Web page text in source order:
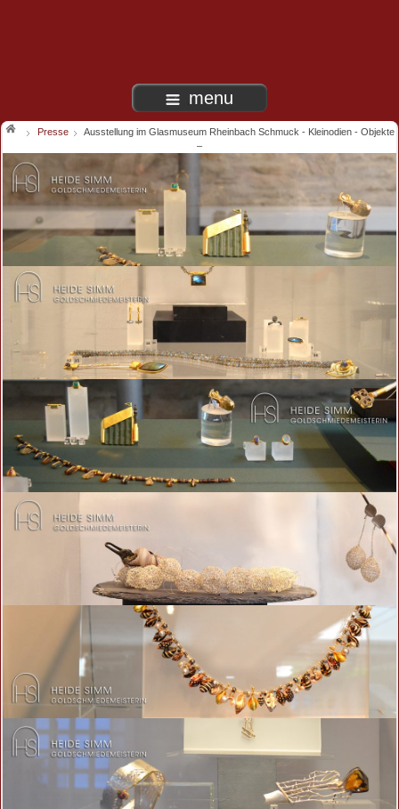
menu
Presse
Ausstellung im Glasmuseum Rheinbach Schmuck - Kleinodien - Objekte
–